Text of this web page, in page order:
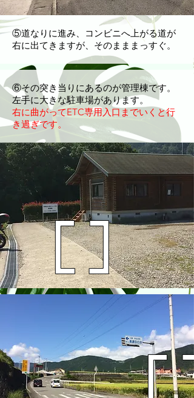
​⑤道なりに進み、コンビニへ上がる道が
右に出てきますが、そのまままっすぐ。
​⑥その突き当りにあるのが管理棟です。
左手に大きな駐車場があります。
右に曲がってETC専用入口までいくと行
き過ぎです。